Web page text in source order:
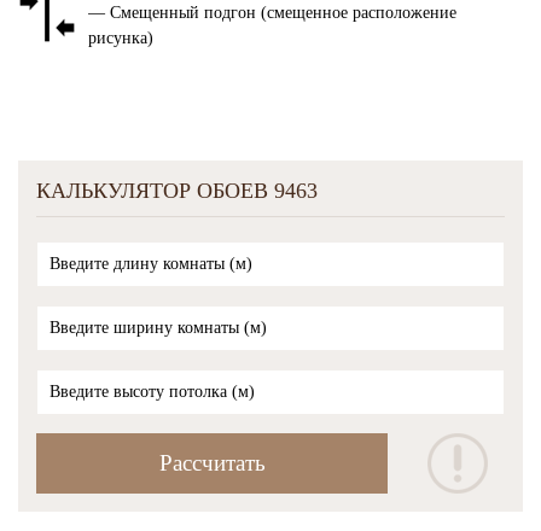
— Смещенный подгон (смещенное расположение
рисунка)
КАЛЬКУЛЯТОР ОБОЕВ 9463